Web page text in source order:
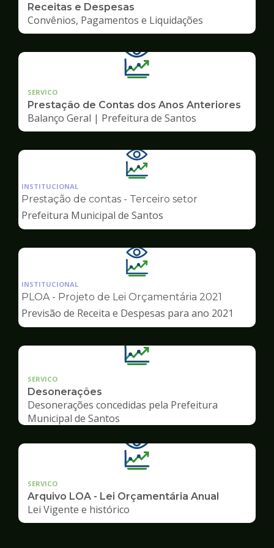
Receitas e Despesas
Convênios, Pagamentos e Liquidações
SERVICO
Prestação de Contas dos Anos Anteriores
Balanço Geral | Prefeitura de Santos
Ilustração
da
pagina
de
Transparência
INSTITUCIONAL
Prestação de contas - Terceiro setor
Prefeitura Municipal de Santos
Ilustração
da
pagina
Transparência
INSTITUCIONAL
PLOA - Projeto de Lei Orçamentária 2021
Previsão de Receita e Despesas para ano 2021
SERVICO
Desonerações
Desonerações concedidas pela Prefeitura
Municipal de Santos
SERVICO
Arquivo LOA - Lei Orçamentária Anual
Lei Vigente e histórico